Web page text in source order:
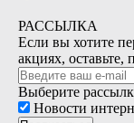
РАССЫЛКА
Если вы хотите
акциях, оставьте,
Выберите
Новости